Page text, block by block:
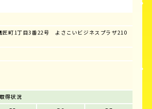
匠町1丁目3番22号 よさこいビジネスプラザ210
得状況